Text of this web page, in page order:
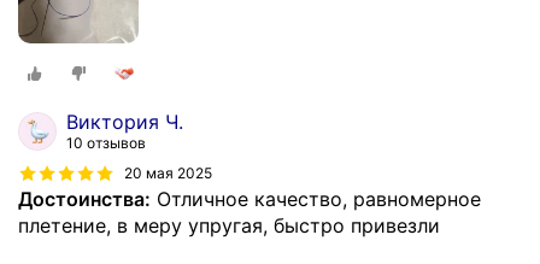
Виктория Ч.
10 отзывов
20 мая 2025
Достоинства: Отличное качество, равномерное
плетение, в меру упругая, быстро привезли